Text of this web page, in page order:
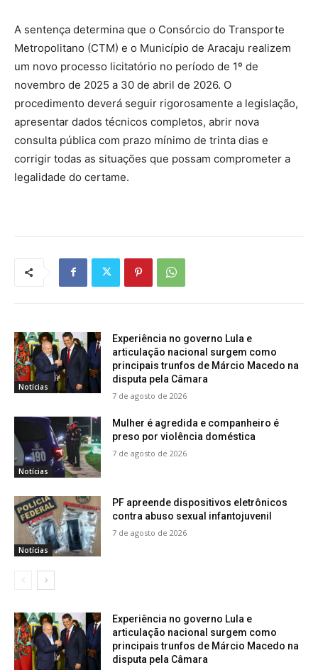
A sentença determina que o Consórcio do Transporte
Metropolitano (CTM) e o Município de Aracaju realizem
um novo processo licitatório no período de 1º de
novembro de 2025 a 30 de abril de 2026. O
procedimento deverá seguir rigorosamente a legislação,
apresentar dados técnicos completos, abrir nova
consulta pública com prazo mínimo de trinta dias e
corrigir todas as situações que possam comprometer a
legalidade do certame.
Notícias
Experiência no governo Lula e
articulação nacional surgem como
principais trunfos de Márcio Macedo na
disputa pela Câmara
7 de agosto de 2026
Notícias
Mulher é agredida e companheiro é
preso por violência doméstica
7 de agosto de 2026
Notícias
PF apreende dispositivos eletrônicos
contra abuso sexual infantojuvenil
7 de agosto de 2026
Experiência no governo Lula e
articulação nacional surgem como
principais trunfos de Márcio Macedo na
disputa pela Câmara